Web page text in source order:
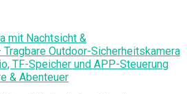
mit Nachtsicht &
Outdoor-Sicherheitskamera
TF-Speicher und APP-Steuerung
& Abenteuer